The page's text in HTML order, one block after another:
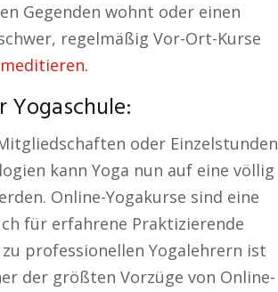
Gegenden wohnt oder einen
regelmäßig Vor-Ort-Kurse
oder Einzelstunden
kann Yoga nun auf eine völlig
Online-Yogakurse sind eine
für erfahrene Praktizierende
professionellen Yogalehrern ist
der größten Vorzüge von Online-